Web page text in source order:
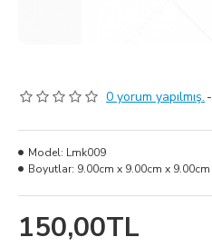
0 yorum yapılmış. -
150,00TL
Model: Lmk009
Boyutlar: 9.00cm x 9.00cm x 9.00cm